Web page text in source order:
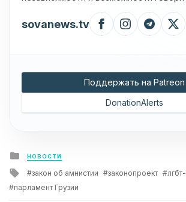
sovanews.tv
Поддержать на Patreon
DonationAlerts
Posted
in
НОВОСТИ
Tagged
закон об амнистии законопроект
парламент Грузии